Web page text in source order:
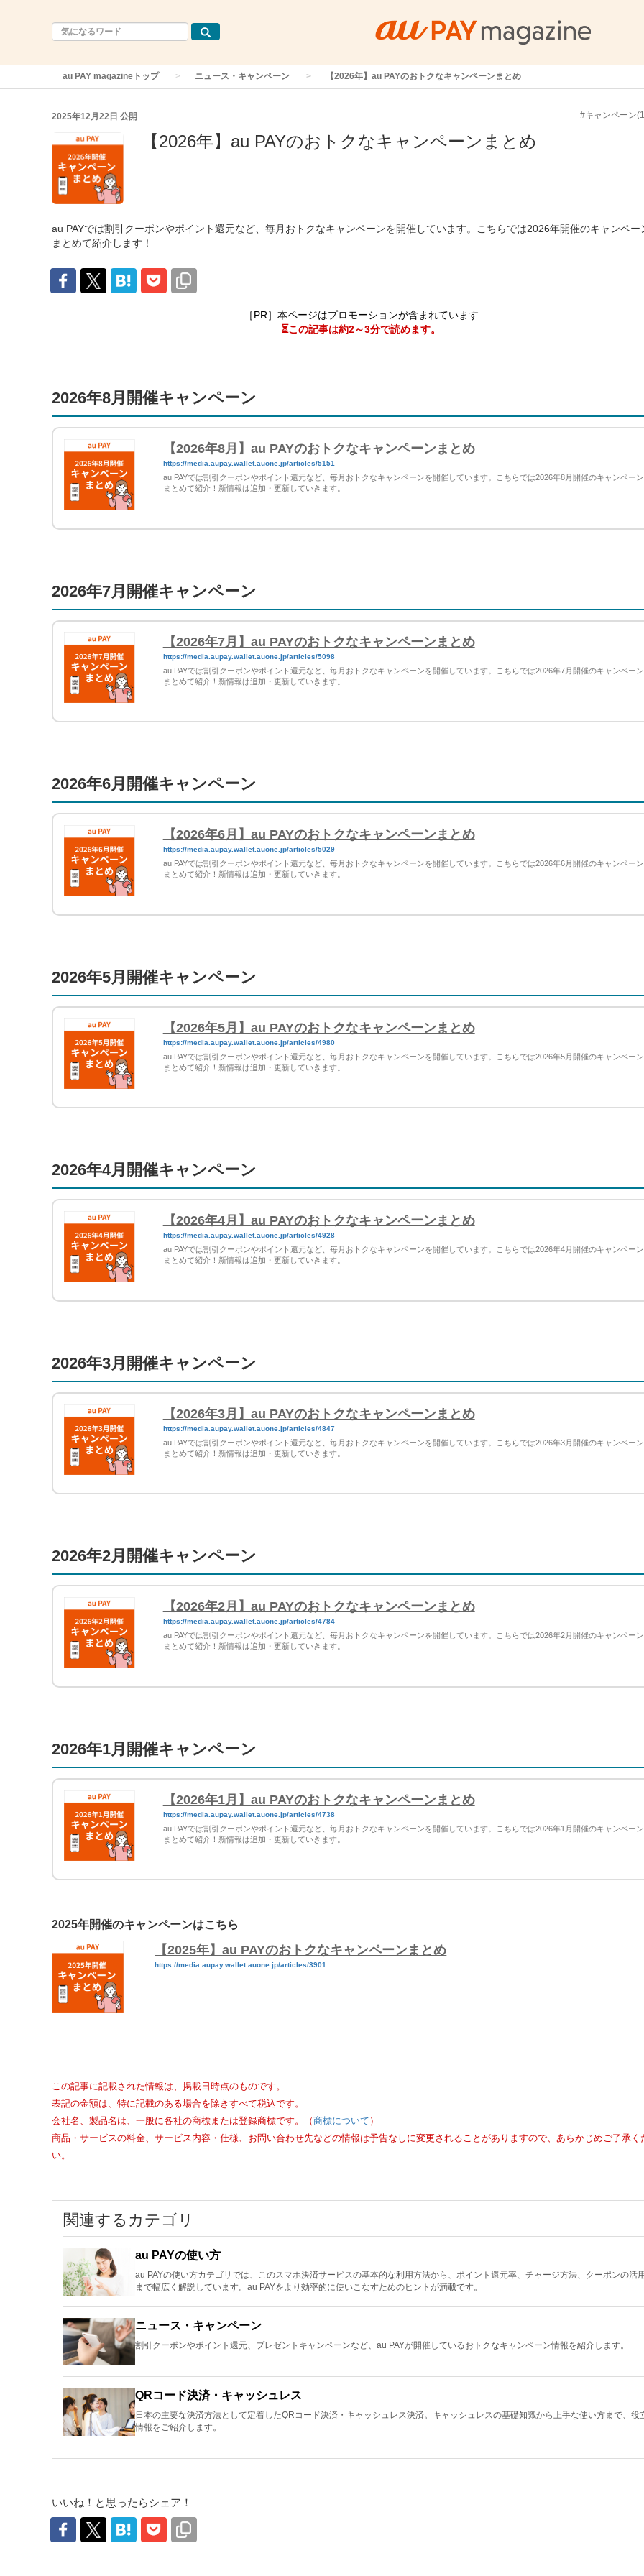
au PAY magazineトップ ニュース・キャンペーン 【2026年】au PAYのおトクなキャンペーンまとめ
2025年12月22日 公開 #キャンペーン
【2026年】au PAYのおトクなキャンペーンまとめ
au PAYでは割引クーポンやポイント還元など、毎月おトクなキャンペーンを開催しています。こちらでは2026年開催のキャンペー
まとめて紹介します！
［PR］本ページはプロモーションが含まれています
⏳この記事は約2～3分で読めます。
2026年8月開催キャンペーン
【2026年8月】au PAYのおトクなキャンペーンまとめ
https://media.aupay.wallet.auone.jp/articles/5151
au PAYでは割引クーポンやポイント還元など、毎月おトクなキャンペーンを開催しています。こちらでは2026年8月開催のキャンペー
まとめて紹介！新情報は追加・更新していきます。
2026年7月開催キャンペーン
【2026年7月】au PAYのおトクなキャンペーンまとめ
https://media.aupay.wallet.auone.jp/articles/5098
au PAYでは割引クーポンやポイント還元など、毎月おトクなキャンペーンを開催しています。こちらでは2026年7月開催のキャンペー
まとめて紹介！新情報は追加・更新していきます。
2026年6月開催キャンペーン
【2026年6月】au PAYのおトクなキャンペーンまとめ
https://media.aupay.wallet.auone.jp/articles/5029
au PAYでは割引クーポンやポイント還元など、毎月おトクなキャンペーンを開催しています。こちらでは2026年6月開催のキャンペー
まとめて紹介！新情報は追加・更新していきます。
2026年5月開催キャンペーン
【2026年5月】au PAYのおトクなキャンペーンまとめ
https://media.aupay.wallet.auone.jp/articles/4980
au PAYでは割引クーポンやポイント還元など、毎月おトクなキャンペーンを開催しています。こちらでは2026年5月開催のキャンペー
まとめて紹介！新情報は追加・更新していきます。
2026年4月開催キャンペーン
【2026年4月】au PAYのおトクなキャンペーンまとめ
https://media.aupay.wallet.auone.jp/articles/4928
au PAYでは割引クーポンやポイント還元など、毎月おトクなキャンペーンを開催しています。こちらでは2026年4月開催のキャンペー
まとめて紹介！新情報は追加・更新していきます。
2026年3月開催キャンペーン
【2026年3月】au PAYのおトクなキャンペーンまとめ
https://media.aupay.wallet.auone.jp/articles/4847
au PAYでは割引クーポンやポイント還元など、毎月おトクなキャンペーンを開催しています。こちらでは2026年3月開催のキャンペー
まとめて紹介！新情報は追加・更新していきます。
2026年2月開催キャンペーン
【2026年2月】au PAYのおトクなキャンペーンまとめ
https://media.aupay.wallet.auone.jp/articles/4784
au PAYでは割引クーポンやポイント還元など、毎月おトクなキャンペーンを開催しています。こちらでは2026年2月開催のキャンペー
まとめて紹介！新情報は追加・更新していきます。
2026年1月開催キャンペーン
【2026年1月】au PAYのおトクなキャンペーンまとめ
https://media.aupay.wallet.auone.jp/articles/4738
au PAYでは割引クーポンやポイント還元など、毎月おトクなキャンペーンを開催しています。こちらでは2026年1月開催のキャンペー
まとめて紹介！新情報は追加・更新していきます。
2025年開催のキャンペーンはこちら
【2025年】au PAYのおトクなキャンペーンまとめ
https://media.aupay.wallet.auone.jp/articles/3901
この記事に記載された情報は、掲載日時点のものです。
表記の金額は、特に記載のある場合を除きすべて税込です。
会社名、製品名は、一般に各社の商標または登録商標です。（ 商標について ）
商品・サービスの料金、サービス内容・仕様、お問い合わせ先などの情報は予告なしに変更されることがありますので、あらかじめご了承く
い。
関連するカテゴリ
au PAYの使い方
au PAYの使い方カテゴリでは、このスマホ決済サービスの基本的な利用方法から、ポイント還元率、チャージ方法、クーポンの活
まで幅広く解説しています。au PAYをより効率的に使いこなすためのヒントが満載です。
ニュース・キャンペーン
割引クーポンやポイント還元、プレゼントキャンペーンなど、au PAYが開催しているおトクなキャンペーン情報を紹介します。
QRコード決済・キャッシュレス
日本の主要な決済方法として定着したQRコード決済・キャッシュレス決済。キャッシュレスの基礎知識から上手な使い方まで、役
情報をご紹介します。
いいね！と思ったらシェア！